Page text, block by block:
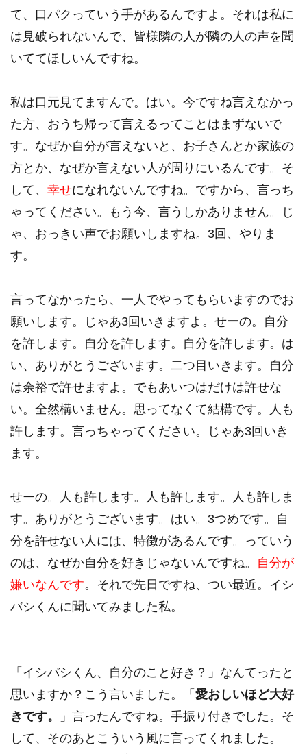
て、口パクっていう手があるんですよ。それは私に
は見破られないんで、皆様隣の人が隣の人の声を聞
いててほしいんですね。
私は口元見てますんで。はい。今ですね言えなかっ
た方、おうち帰って言えるってことはまずないで
す。 なぜか自分が言えないと、お子さんとか家族の
方とか、なぜか言えない人が周りにいるんです。そ
して、 幸せになれないんですね。ですから、言っち
ゃってください。もう今、言うしかありません。じ
ゃ、おっきい声でお願いしますね。3回、やりま
す。
言ってなかったら、一人でやってもらいますのでお
願いします。じゃあ3回いきますよ。せーの。自分
を許します。自分を許します。自分を許します。は
い、ありがとうございます。二つ目いきます。自分
は余裕で許せますよ。でもあいつはだけは許せな
い。全然構いません。思ってなくて結構です。人も
許します。言っちゃってください。じゃあ3回いき
ます。
せーの。
人も許します。人も許します。人も許しま
す。ありがとうございます。はい。3つめです。自
分を許せない人には、特徴があるんです。っていう
のは、なぜか自分を好きじゃないんですね。 自分が
嫌いなんです。それで先日ですね、つい最近。イシ
バシくんに聞いてみました私。
「イシバシくん、自分のこと好き？」なんてったと
思いますか？こう言いました。「 愛おしいほど大好
きです。
」言ったんですね。手振り付きでした。そ
して、そのあとこういう風に言ってくれました。